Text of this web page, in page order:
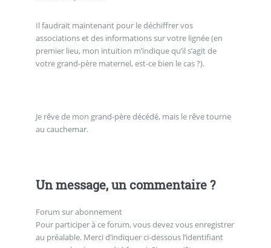
Il faudrait maintenant pour le déchiffrer vos
associations et des informations sur votre lignée (en
premier lieu, mon intuition m’indique qu’il s’agit de
votre grand-père maternel, est-ce bien le cas ?).
Je rêve de mon grand-père décédé, mais le rêve tourne
au cauchemar.
Un message, un commentaire ?
Forum sur abonnement
Pour participer à ce forum, vous devez vous enregistrer
au préalable. Merci d’indiquer ci-dessous l’identifiant